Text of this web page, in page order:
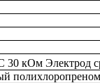
30 кОм Электрод
полихлоропреном